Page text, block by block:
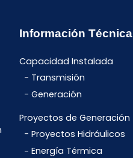
Información Técnica
Capacidad Instalada
Transmisión
Generación
Proyectos de Generación
Proyectos Hidráulicos
Energía Térmica